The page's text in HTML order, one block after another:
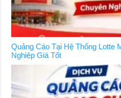
Quảng Cáo Tại Hệ Thống Lotte
Nghiệp Giá Tốt